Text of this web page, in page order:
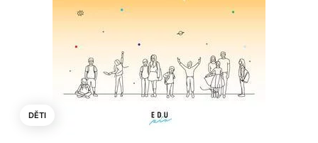
DĚTI